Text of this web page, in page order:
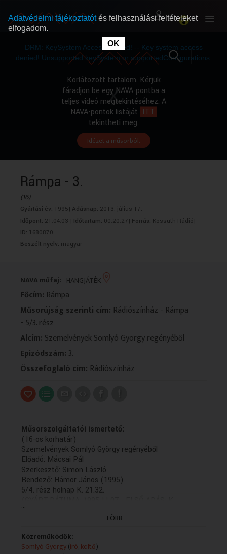
RÓLUNK
RÓLUNK
DRM: KeySystem Access Denied! -- Key system access
denied! Unsupported keySystem or supportedConfigurations.
Korlátozott tartalom. Kérjük
fáradjon be egy NAVA-pontba a
teljes videó megtekintéséhez. A
NAVA-pontok listáját ITT
tekintheti meg.
Idézet a műsorból.
Rámpa - 3.
(16)
Gyártási év: 1995| Adásnap: 2013. július 17.
Időpont: 21:04:03 | Időtartam: 00:20:27| Forrás: Kossuth Rádió|
ID: 1680870
Beszélt nyelv: magyar
NAVA műfaj: HANGJÁTÉK
Főcím: Rámpa
Műsorújság szerinti cím: Rádiószínház - Rámpa
- 5/3. rész
Alcím: Szemelvények Somlyó György regényéből
Epizódszám: 3.
Összefoglaló cím: Rádiószínház
Műsorszolgáltatói ismertető:
(16-os korhatár)
Szemelvények Somlyó György regényéből
Előadó: Mácsai Pál
Szerkesztő: Simon László
Rendező: Hámor János (1995)
5/4. rész holnap K. 21.32.
1995.11.22 - idöpont: 19.38)
...
TÖBB
Közreműködők:
Somlyó György(író, költő)
Adatvédelmi tájékoztatótés felhasználási feltételeket
elfogadom.
OK